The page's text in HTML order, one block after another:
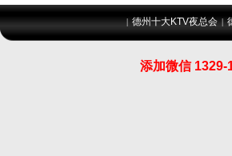
|德州十大KTV夜总会 |
添加微信 1329-